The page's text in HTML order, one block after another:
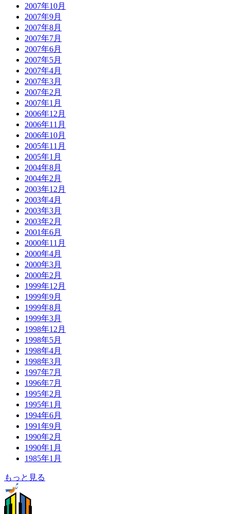
2007年10月
2007年9月
2007年8月
2007年7月
2007年6月
2007年5月
2007年4月
2007年3月
2007年2月
2007年1月
2006年12月
2006年11月
2006年10月
2005年11月
2005年1月
2004年8月
2004年2月
2003年12月
2003年4月
2003年3月
2003年2月
2001年6月
2000年11月
2000年4月
2000年3月
2000年2月
1999年12月
1999年9月
1999年8月
1999年3月
1998年12月
1998年5月
1998年4月
1998年3月
1997年7月
1996年7月
1995年2月
1995年1月
1994年6月
1991年9月
1990年2月
1990年1月
1985年1月
もっと見る